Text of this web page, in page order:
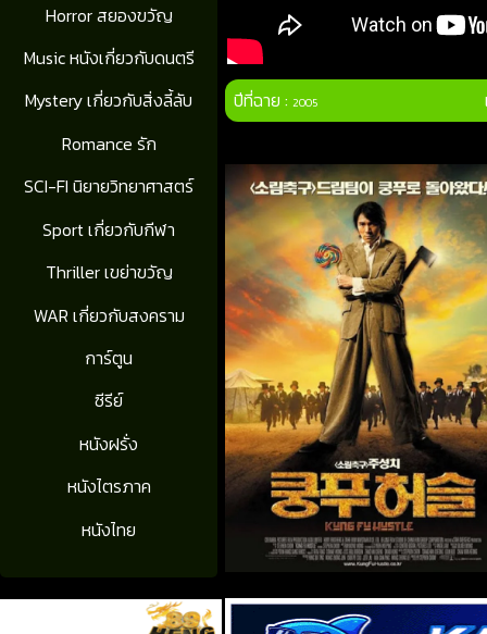
Horror สยองขวัญ
Music หนังเกี่ยวกับดนตรี
Mystery เกี่ยวกับสิ่งลี้ลับ
Romance รัก
SCI-FI นิยายวิทยาศาสตร์
Sport เกี่ยวกับกีฬา
Thriller เขย่าขวัญ
WAR เกี่ยวกับสงคราม
การ์ตูน
ซีรีย์
หนังฝรั่ง
หนังไตรภาค
หนังไทย
ปีที่ฉาย :2005